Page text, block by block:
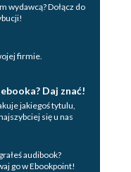
wydawcą? Dołącz do
firmie.
Daj znać!
jakiegoś tytulu,
się u nas
audibook?
go w Ebookpoint!